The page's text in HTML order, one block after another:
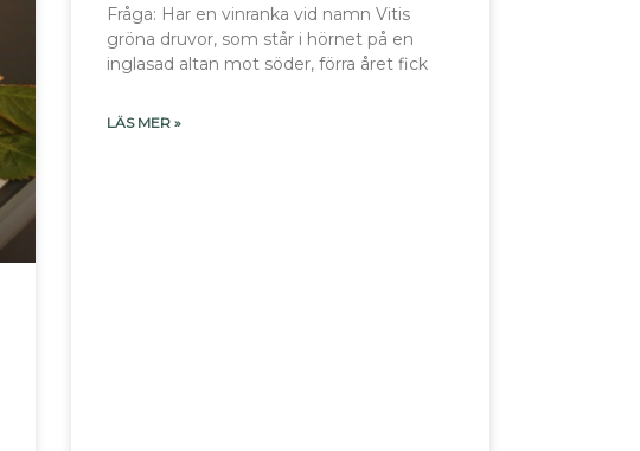
Fråga: Har en vinranka vid namn Vitis
gröna druvor, som står i hörnet på en
inglasad altan mot söder, förra året fick
LÄS MER »